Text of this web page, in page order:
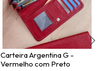
Carteira Argentina G -
Vermelho com Preto